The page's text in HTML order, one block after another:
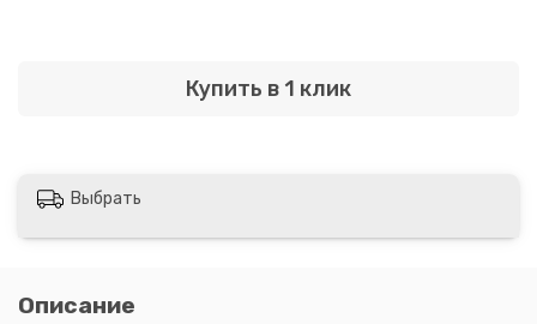
Купить в 1 клик
Выбрать
Описание